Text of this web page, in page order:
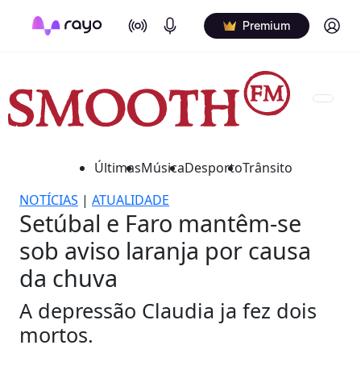
On Air Podcasts Premium Log in
ÚltimasMúsicaDesportoTrânsito
NOTÍCIAS | ATUALIDADE
Setúbal e Faro mantêm-se
sob aviso laranja por causa
da chuva
A depressão Claudia ja fez dois
mortos.